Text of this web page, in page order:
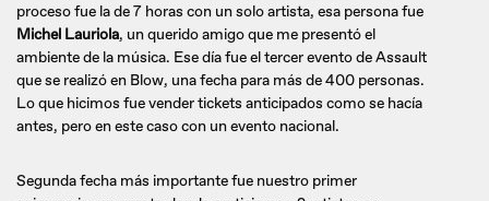
proceso fue la de 7 horas con un solo artista, esa persona fue
Michel Lauriola, un querido amigo que me presentó el
ambiente de la música. Ese día fue el tercer evento de Assault
que se realizó en Blow, una fecha para más de 400 personas.
Lo que hicimos fue vender tickets anticipados como se hacía
antes, pero en este caso con un evento nacional.
Segunda fecha más importante fue nuestro primer